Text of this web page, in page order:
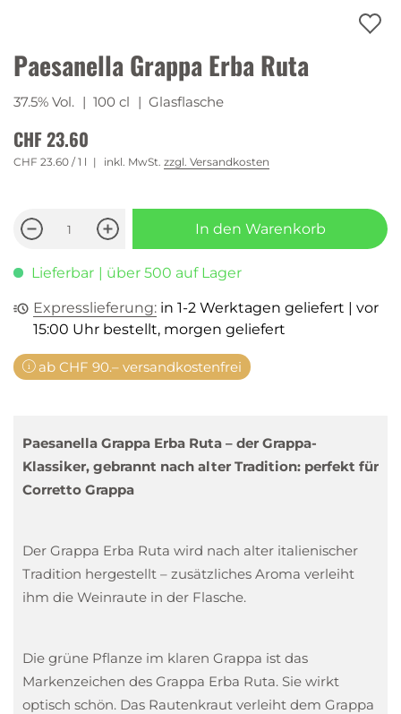
Paesanella Grappa Erba Ruta
37.5% Vol. | 100 cl | Glasflasche
CHF 23.60
CHF 23.60 / 1 l inkl. MwSt. zzgl. Versandkosten
In den Warenkorb
Lieferbar | über 500 auf Lager
Expresslieferung: in 1-2 Werktagen geliefert | vor
15:00 Uhr bestellt, morgen geliefert
ab CHF 90.– versandkostenfrei
Paesanella Grappa Erba Ruta – der Grappa-
Klassiker, gebrannt nach alter Tradition: perfekt für
Corretto Grappa
Der Grappa Erba Ruta wird nach alter italienischer
Tradition hergestellt – zusätzliches Aroma verleiht
ihm die Weinraute in der Flasche.
Die grüne Pflanze im klaren Grappa ist das
Markenzeichen des Grappa Erba Ruta. Sie wirkt
optisch schön. Das Rautenkraut verleiht dem Grappa